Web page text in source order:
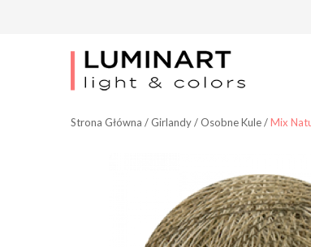
Strona Główna / Girlandy/Osobne Kule/Mix